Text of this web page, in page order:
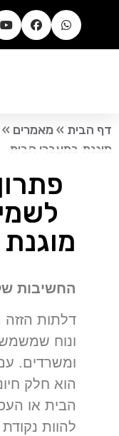
דף הבית » מאמרים »
מוגנת במעברי הבית
החשיבות
דלתות הזזה
ונוח
ומשרדים.
הוא חלק
הבית או
להוות